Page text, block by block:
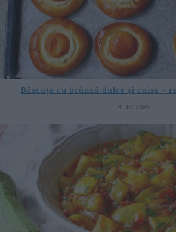
Băscuțe cu brânză dulce și caise –
31.07.2026